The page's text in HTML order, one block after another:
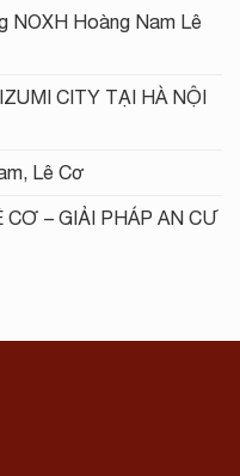
NOXH Hoàng Nam Lê
CITY TẠI HÀ NỘI
Lê Cơ
CƠ – GIẢI PHÁP AN CƯ